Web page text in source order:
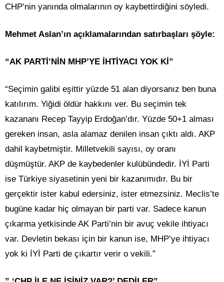
CHP’nin yanında olmalarının oy kaybettirdiğini söyledi.
Mehmet Aslan’ın açıklamalarından satırbaşları şöyle:
“AK PARTİ’NİN MHP’YE İHTİYACI YOK Kİ”
“Seçimin galibi eşittir yüzde 51 alan diyorsanız ben buna
katılırım. Yiğidi öldür hakkını ver. Bu seçimin tek
kazananı Recep Tayyip Erdoğan’dır. Yüzde 50+1 alması
gereken insan, asla alamaz denilen insan çıktı aldı. AKP
dahil kaybetmiştir. Milletvekili sayısı, oy oranı
düşmüştür. AKP de kaybedenler kulübündedir. İYİ Parti
ise Türkiye siyasetinin yeni bir kazanımıdır. Bu bir
gerçektir ister kabul edersiniz, ister etmezsiniz. Meclis’te
bugüne kadar hiç olmayan bir parti var. Sadece kanun
çıkarma yetkisinde AK Parti’nin bir avuç vekile ihtiyacı
var. Devletin bekası için bir kanun ise, MHP’ye ihtiyacı
yok ki İYİ Parti de çıkartır verir o vekili.”